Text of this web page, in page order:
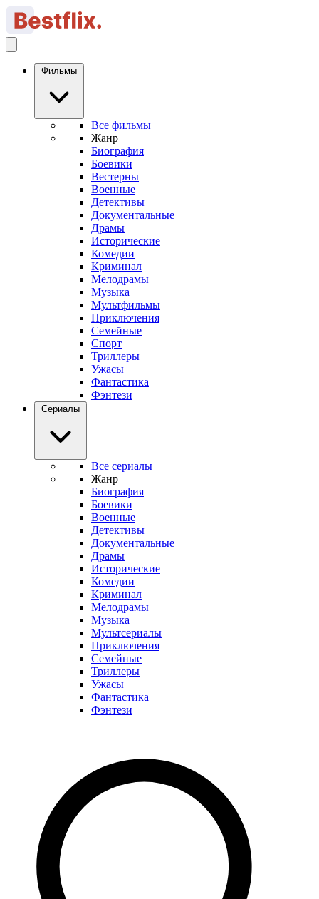
Фильмы
Все фильмы
Жанр
Биография
Боевики
Вестерны
Военные
Детективы
Документальные
Драмы
Исторические
Комедии
Криминал
Мелодрамы
Музыка
Мультфильмы
Приключения
Семейные
Спорт
Триллеры
Ужасы
Фантастика
Фэнтези
Сериалы
Все сериалы
Жанр
Биография
Боевики
Военные
Детективы
Документальные
Драмы
Исторические
Комедии
Криминал
Мелодрамы
Музыка
Мультсериалы
Приключения
Семейные
Триллеры
Ужасы
Фантастика
Фэнтези